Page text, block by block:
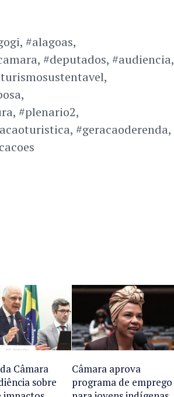
#alagoas,
#deputados, #audiencia,
#plenario2,
#geracaoderenda,
Câmara
sobre
Câmara aprova
programa de emprego